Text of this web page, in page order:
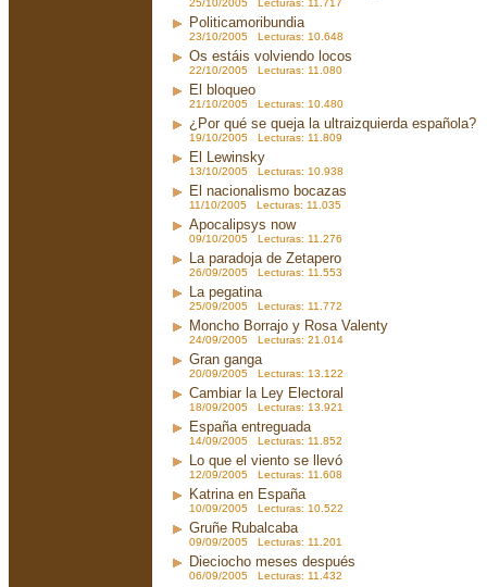
25/10/2005 Lecturas: 11.717
Politicamoribundia
23/10/2005 Lecturas: 10.648
Os estáis volviendo locos
22/10/2005 Lecturas: 11.080
El bloqueo
21/10/2005 Lecturas: 10.480
¿Por qué se queja la ultraizquierda española?
19/10/2005 Lecturas: 11.809
El Lewinsky
13/10/2005 Lecturas: 10.938
El nacionalismo bocazas
11/10/2005 Lecturas: 11.035
Apocalipsys now
09/10/2005 Lecturas: 11.276
La paradoja de Zetapero
26/09/2005 Lecturas: 11.553
La pegatina
25/09/2005 Lecturas: 11.772
Moncho Borrajo y Rosa Valenty
24/09/2005 Lecturas: 21.014
Gran ganga
20/09/2005 Lecturas: 13.122
Cambiar la Ley Electoral
18/09/2005 Lecturas: 13.921
España entreguada
14/09/2005 Lecturas: 11.852
Lo que el viento se llevó
12/09/2005 Lecturas: 11.608
Katrina en España
10/09/2005 Lecturas: 10.522
Gruñe Rubalcaba
09/09/2005 Lecturas: 11.201
Dieciocho meses después
06/09/2005 Lecturas: 11.432